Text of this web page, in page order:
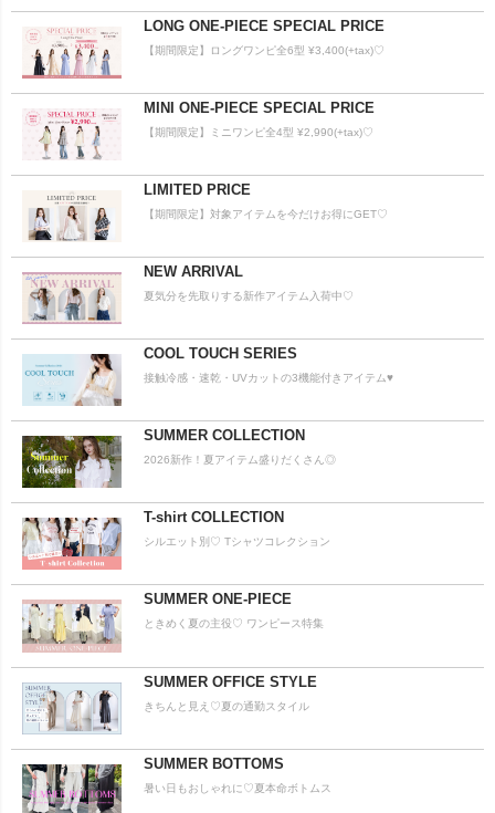
LONG ONE-PIECE SPECIAL PRICE
【期間限定】ロングワンピ全6型 ¥3,400(+tax)♡
MINI ONE-PIECE SPECIAL PRICE
【期間限定】ミニワンピ全4型 ¥2,990(+tax)♡
LIMITED PRICE
【期間限定】対象アイテムを今だけお得にGET♡
NEW ARRIVAL
夏気分を先取りする新作アイテム入荷中♡
COOL TOUCH SERIES
接触冷感・速乾・UVカットの3機能付きアイテム♥
SUMMER COLLECTION
2026新作！夏アイテム盛りだくさん◎
T-shirt COLLECTION
シルエット別♡ Tシャツコレクション
SUMMER ONE-PIECE
ときめく夏の主役♡ ワンピース特集
SUMMER OFFICE STYLE
きちんと見え♡夏の通勤スタイル
SUMMER BOTTOMS
暑い日もおしゃれに♡夏本命ボトムス